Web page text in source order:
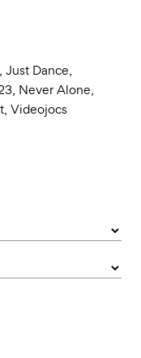
, Just Dance,
, Never Alone,
, Videojocs